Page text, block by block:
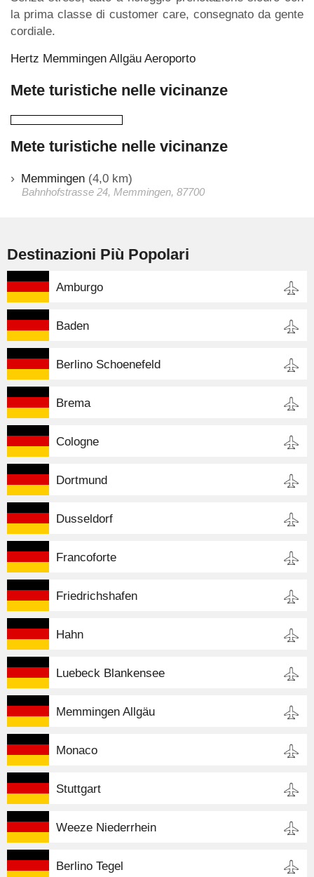
la prima classe di customer care, consegnato da gente
cordiale.
Hertz Memmingen Allgäu Aeroporto
Mete turistiche nelle vicinanze
Mete turistiche nelle vicinanze
Memmingen (4,0 km)
Bahnhofstrasse 24, Memmingen, 87700
Destinazioni Più Popolari
Amburgo
Baden
Berlino Schoenefeld
Brema
Cologne
Dortmund
Dusseldorf
Francoforte
Friedrichshafen
Hahn
Luebeck Blankensee
Memmingen Allgäu
Monaco
Stuttgart
Weeze Niederrhein
Berlino Tegel